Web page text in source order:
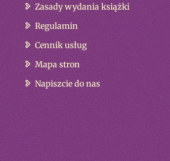
Zasady wydania książki
Regulamin
Cennik usług
Mapa stron
Napiszcie do nas